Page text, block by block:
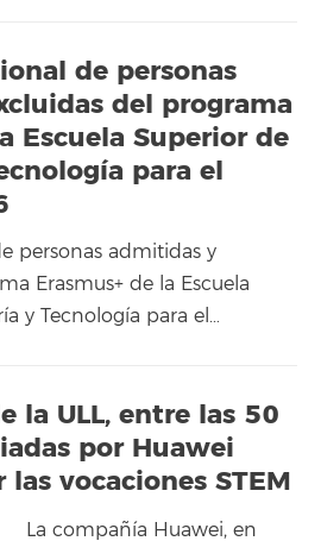
de personas
del programa
Escuela Superior de
para el
personas admitidas y
Erasmus+ de la Escuela
y Tecnología para el…
la ULL, entre las 50
por Huawei
vocaciones STEM
La compañía Huawei, en